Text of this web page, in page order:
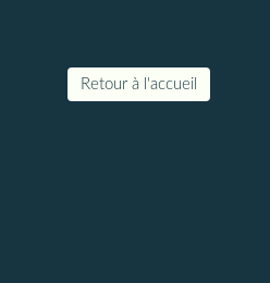
Retour à l'accueil